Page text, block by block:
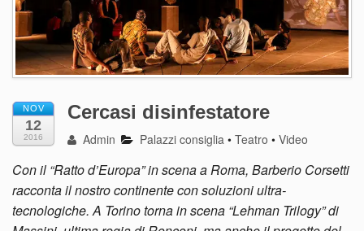
NOV
12
2016
Cercasi disinfestatore
Admin Palazzi consiglia •Teatro •Video
Con il “Ratto d’Europa” in scena a Roma, Barberio Corsetti
racconta il nostro continente con soluzioni ultra-
tecnologiche. A Torino torna in scena “Lehman Trilogy” di